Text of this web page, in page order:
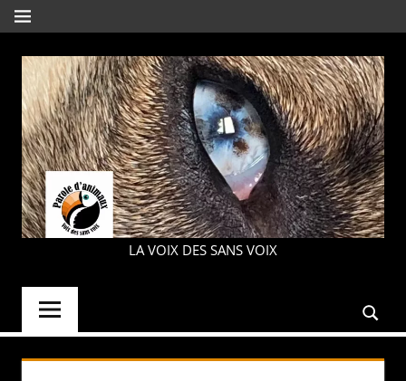
Aller
au
contenu
MENU
PAROLE
LA VOIX DES SANS VOIX